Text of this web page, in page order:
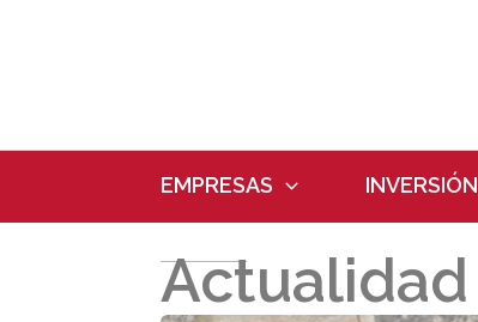
EMPRESAS INVERSIÓN
Actualidad